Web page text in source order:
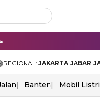
REGIONAL: JAKARTA JABAR
Banten Mobil